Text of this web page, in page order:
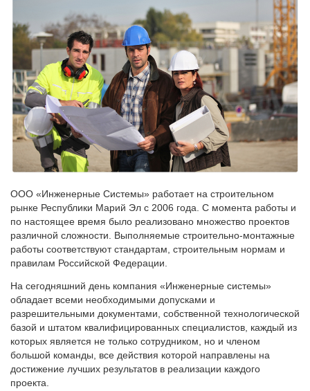
ООО «Инженерные Системы» работает на строительном
рынке Республики Марий Эл с 2006 года. С момента работы и
по настоящее время было реализовано множество проектов
различной сложности. Выполняемые строительно-монтажные
работы соответствуют стандартам, строительным нормам и
правилам Российской Федерации.
На сегодняшний день компания «Инженерные системы»
обладает всеми необходимыми допусками и
разрешительными документами, собственной технологической
базой и штатом квалифицированных специалистов, каждый из
которых является не только сотрудником, но и членом
большой команды, все действия которой направлены на
достижение лучших результатов в реализации каждого
проекта.